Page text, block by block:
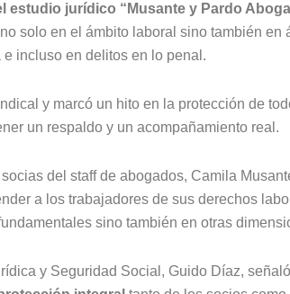
estudio jurídico “Musante y Pardo
solo en el ámbito laboral sino también en
incluso en delitos en lo penal.
y marcó un hito en la protección de
un respaldo y un acompañamiento real.
del staff de abogados, Camila
a los trabajadores de sus derechos
sino también en otras
y Seguridad Social, Guido Díaz,